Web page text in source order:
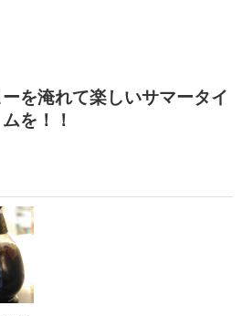
を淹れて楽しいサマータイ
ムを！！